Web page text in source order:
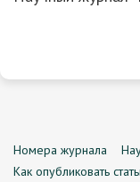
Номера журнала
Как опубликовать